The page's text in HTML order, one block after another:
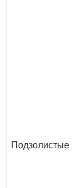
Подзолистые